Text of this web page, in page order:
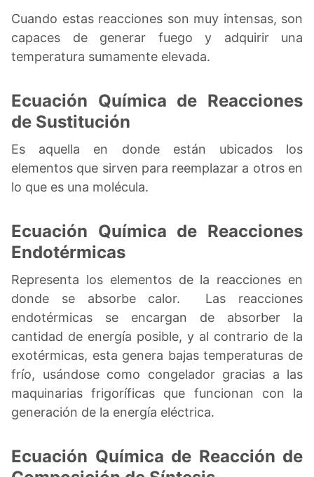
Cuando estas reacciones son muy intensas, son
capaces de generar fuego y adquirir una
temperatura sumamente elevada.
Ecuación Química de Reacciones
de Sustitución
Es aquella en donde están ubicados los
elementos que sirven para reemplazar a otros en
lo que es una molécula.
Ecuación Química de Reacciones
Endotérmicas
Representa los elementos de la reacciones en
donde se absorbe calor. Las reacciones
endotérmicas se encargan de absorber la
cantidad de energía posible, y al contrario de la
exotérmicas, esta genera bajas temperaturas de
frío, usándose como congelador gracias a las
maquinarias frigoríficas que funcionan con la
generación de la energía eléctrica.
Ecuación Química de Reacción de